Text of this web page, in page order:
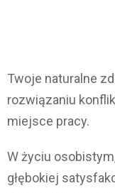
Twoje naturalne
rozwiązaniu
miejsce pracy.
W życiu
głębokiej